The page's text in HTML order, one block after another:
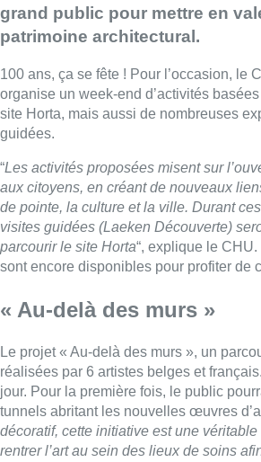
grand public pour mettre en
patrimoine architectural.
100 ans, ça se fête ! Pour l’occasion, le
organise un week-end d’activités
site Horta, mais aussi de nombreuses
guidées.
“Les activités proposées misent sur
aux citoyens, en créant de nouveaux
de pointe, la culture et la ville. Durant
visites guidées (Laeken Découverte)
parcourir le site Horta“, explique le
sont encore disponibles pour profiter de
« Au-delà des murs »
Le projet « Au-delà des murs », un
réalisées par 6 artistes belges et
jour. Pour la première fois, le public
tunnels abritant les nouvelles œuvres
décoratif, cette initiative est une
rentrer l’art au sein des lieux de soins